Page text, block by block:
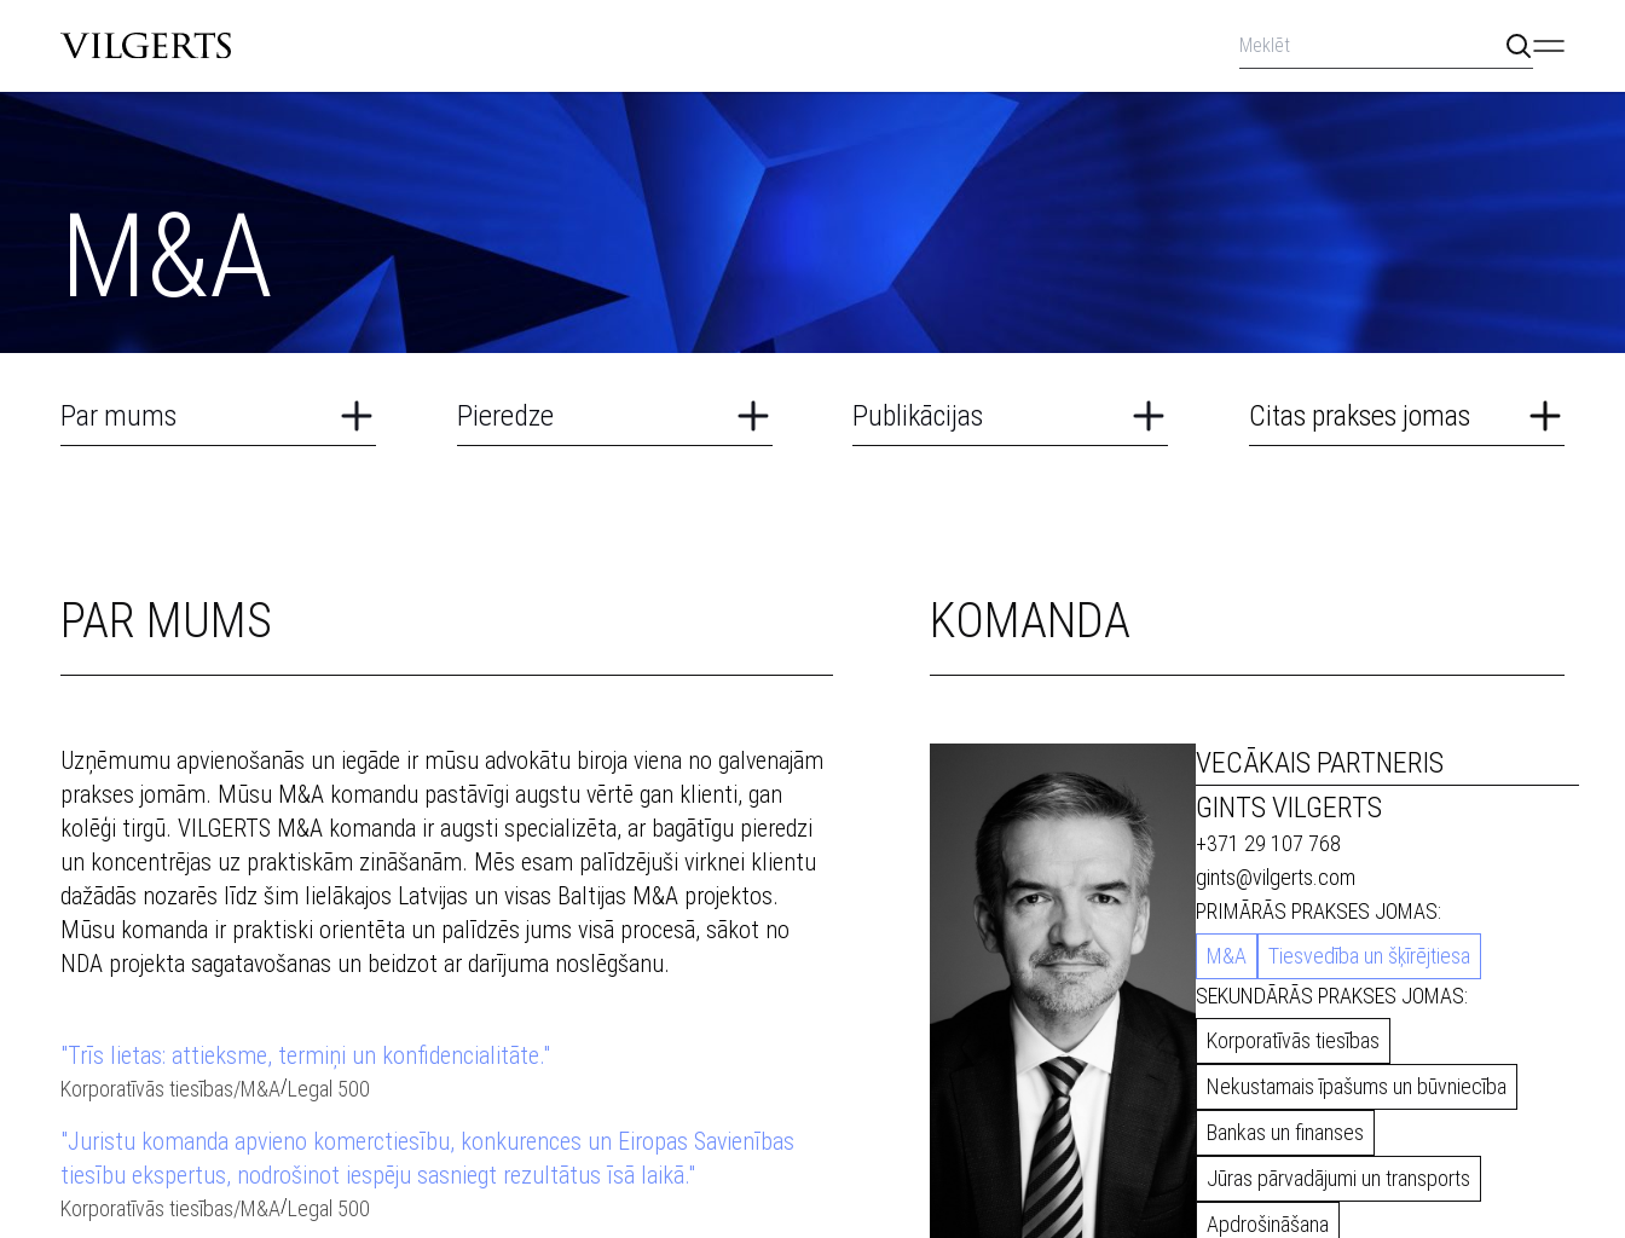
M&A
Par mums Pieredze Publikācijas Citas prakses jomas
PAR MUMS
Uzņēmumu apvienošanās un iegāde ir mūsu advokātu biroja viena no galvenajām
prakses jomām. Mūsu M&A komandu pastāvīgi augstu vērtē gan klienti, gan
kolēģi tirgū. VILGERTS M&A komanda ir augsti specializēta, ar bagātīgu pieredzi
un koncentrējas uz praktiskām zināšanām. Mēs esam palīdzējuši virknei klientu
dažādās nozarēs līdz šim lielākajos Latvijas un visas Baltijas M&A projektos.
Mūsu komanda ir praktiski orientēta un palīdzēs jums visā procesā, sākot no
NDA projekta sagatavošanas un beidzot ar darījuma noslēgšanu.
"Trīs lietas: attieksme, termiņi un konfidencialitāte."
Korporatīvās tiesības/M&A/Legal 500
"Juristu komanda apvieno komerctiesību, konkurences un Eiropas Savienības
tiesību ekspertus, nodrošinot iespēju sasniegt rezultātus īsā laikā."
Korporatīvās tiesības/M&A/Legal 500
KOMANDA
VECĀKAIS PARTNERIS
GINTS VILGERTS
+371 29 107 768
gints@vilgerts.com
PRIMĀRĀS PRAKSES JOMAS:
M&A
Tiesvedība un šķīrējtiesa
SEKUNDĀRĀS PRAKSES JOMAS:
Korporatīvās tiesības
Nekustamais īpašums un būvniecība
Bankas un finanses
Jūras pārvadājumi un transports
Apdrošināšana